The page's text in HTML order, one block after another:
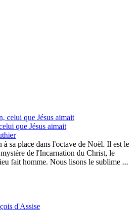
que Jésus aimait
à sa place dans l'octave de Noël. Il est le
de l'Incarnation du Christ, le
fait homme. Nous lisons le sublime ...